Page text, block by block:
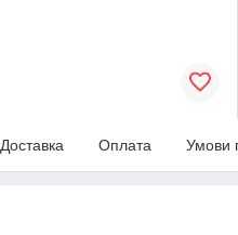
Доставка Оплата Умови